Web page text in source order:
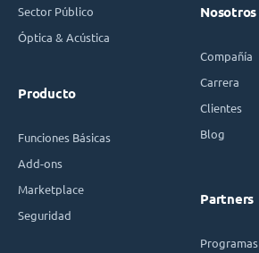
Sector Público
Óptica & Acústica
Producto
Funciones Básicas
Add-ons
Marketplace
Seguridad
Nosotros
Compañía
Carrera
Clientes
Blog
Partners
Programas